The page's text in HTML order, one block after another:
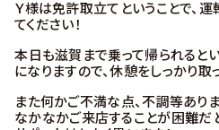
Ｙ様は免許取立てということで、
てください！
本日も滋賀まで乗って帰られると
になりますので、休憩をしっかり取
また何かご不満な点、不調等あり
なかなかご来店することが困難だ